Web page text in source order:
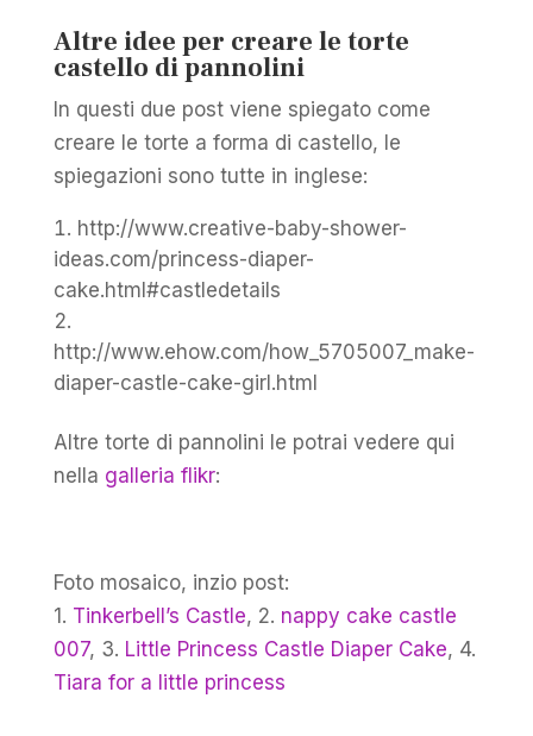
Altre idee per creare le torte
castello di pannolini
In questi due post viene spiegato come
creare le torte a forma di castello, le
spiegazioni sono tutte in inglese:
http://www.creative-baby-shower-
ideas.com/princess-diaper-
cake.html#castledetails
http://www.ehow.com/how_5705007_make-
diaper-castle-cake-girl.html
Altre torte di pannolini le potrai vedere qui
nella galleria flikr:
Foto mosaico, inzio post:
1. Tinkerbell’s Castle, 2. nappy cake castle
007, 3. Little Princess Castle Diaper Cake, 4.
Tiara for a little princess